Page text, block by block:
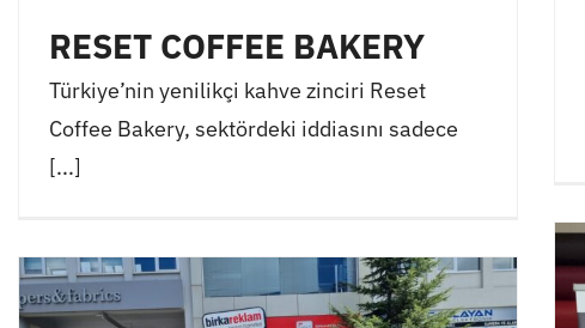
RESET COFFEE BAKERY
Türkiye’nin yenilikçi kahve zinciri Reset
Coffee Bakery, sektördeki iddiasını sadece
[...]